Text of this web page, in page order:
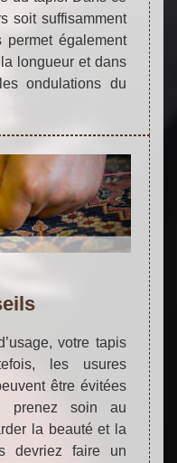
soit suffisamment
permet également
longueur et dans
ondulations du
votre tapis
les usures
être évitées
prenez soin au
la beauté et la
devriez faire un